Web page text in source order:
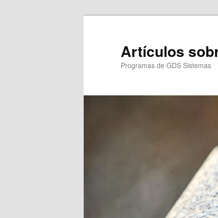
Artículos
Programas de GDS Sistemas